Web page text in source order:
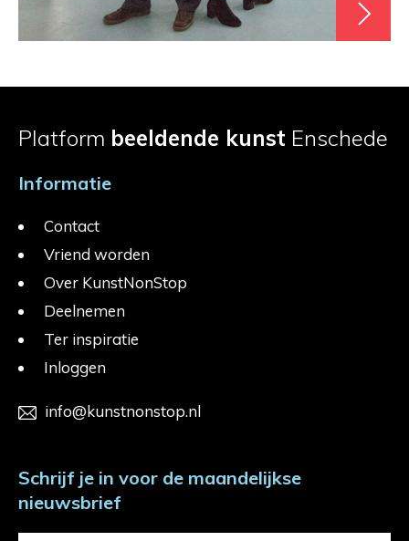
Platform beeldende kunst Enschede
Informatie
Contact
Vriend worden
Over KunstNonStop
Deelnemen
Ter inspiratie
Inloggen
info@kunstnonstop.nl
Schrijf je in voor de maandelijkse
nieuwsbrief